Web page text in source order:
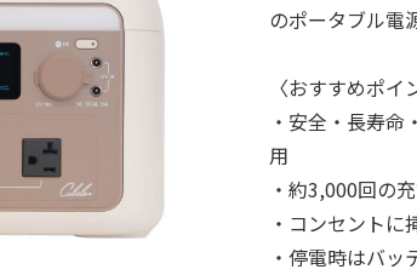
のポータブル電
〈おすすめポイ
・安全・長寿
用
・約3,000回の
・コンセントに
・停電時はバッ